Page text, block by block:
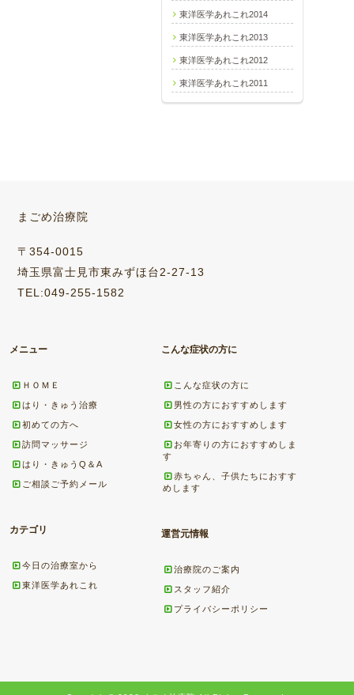
東洋医学あれこれ2014
東洋医学あれこれ2013
東洋医学あれこれ2012
東洋医学あれこれ2011
まごめ治療院
〒354-0015
埼玉県富士見市東みずほ台2-27-13
TEL:049-255-1582
メニュー
ＨＯＭＥ
はり・きゅう治療
初めての方へ
訪問マッサージ
はり・きゅうQ＆A
ご相談ご予約メール
こんな症状の方に
こんな症状の方に
男性の方におすすめします
女性の方におすすめします
お年寄りの方におすすめしま
す
赤ちゃん、子供たちにおすす
めします
カテゴリ
今日の治療室から
東洋医学あれこれ
運営元情報
治療院のご案内
スタッフ紹介
プライバシーポリシー